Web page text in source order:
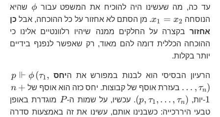
עד כה, מה שעשינו היה להוכיח את המשפט עבור
\phi
ϕ שהיא
הנוסחה
x_{1}=x_{2} x1 = x2 . מן הסתם לא אחזור על כל ההוכחה, אבל כן
אחזור בקצרה על החלקים ממנה שיהיו רלוונטיים אלינו כי
ההוכחה הכללית דומה להם מאוד, רק שאפשר לנפנף בידיים
יותר בקלות.
הרעיון הבסיסי הוא לבנות במפורש את היחס p ⊩ ϕ (τ1,
… , τn) בעזרת אוסף של קבוצות. יחס כזה הוא אוסף של n +
1-יות, (p, τ1, … , τn) . עכשיו, על שמות ה- P
P מוגדרת באופן
טבעי היררכייה: כשבנינו אותם, עשינו את זה באמצעות סדרה